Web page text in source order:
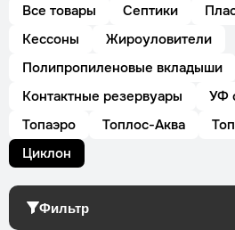
Все товары Септики
Кессоны
Жироуловители
Полипропиленовые вкладыши
Контактные резервуары
УФ
Топаэро
Топлос-Аква
Циклон
Фильтр